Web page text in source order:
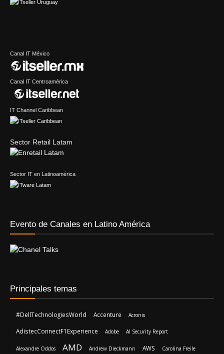
Canal IT México
Canal IT Centroamérica
IT Channel Caribbean
Sector Retail Latam
Sector IT en Latinoamérica
Evento de Canales en Latino América
Principales temas
#DellTechnologiesWorld Accenture Acronis
AdistecConnectF1Experience Adobe AI Security Report
Alexandre Oddos AMD Andrew Dieckmann AWS Carolina Freile